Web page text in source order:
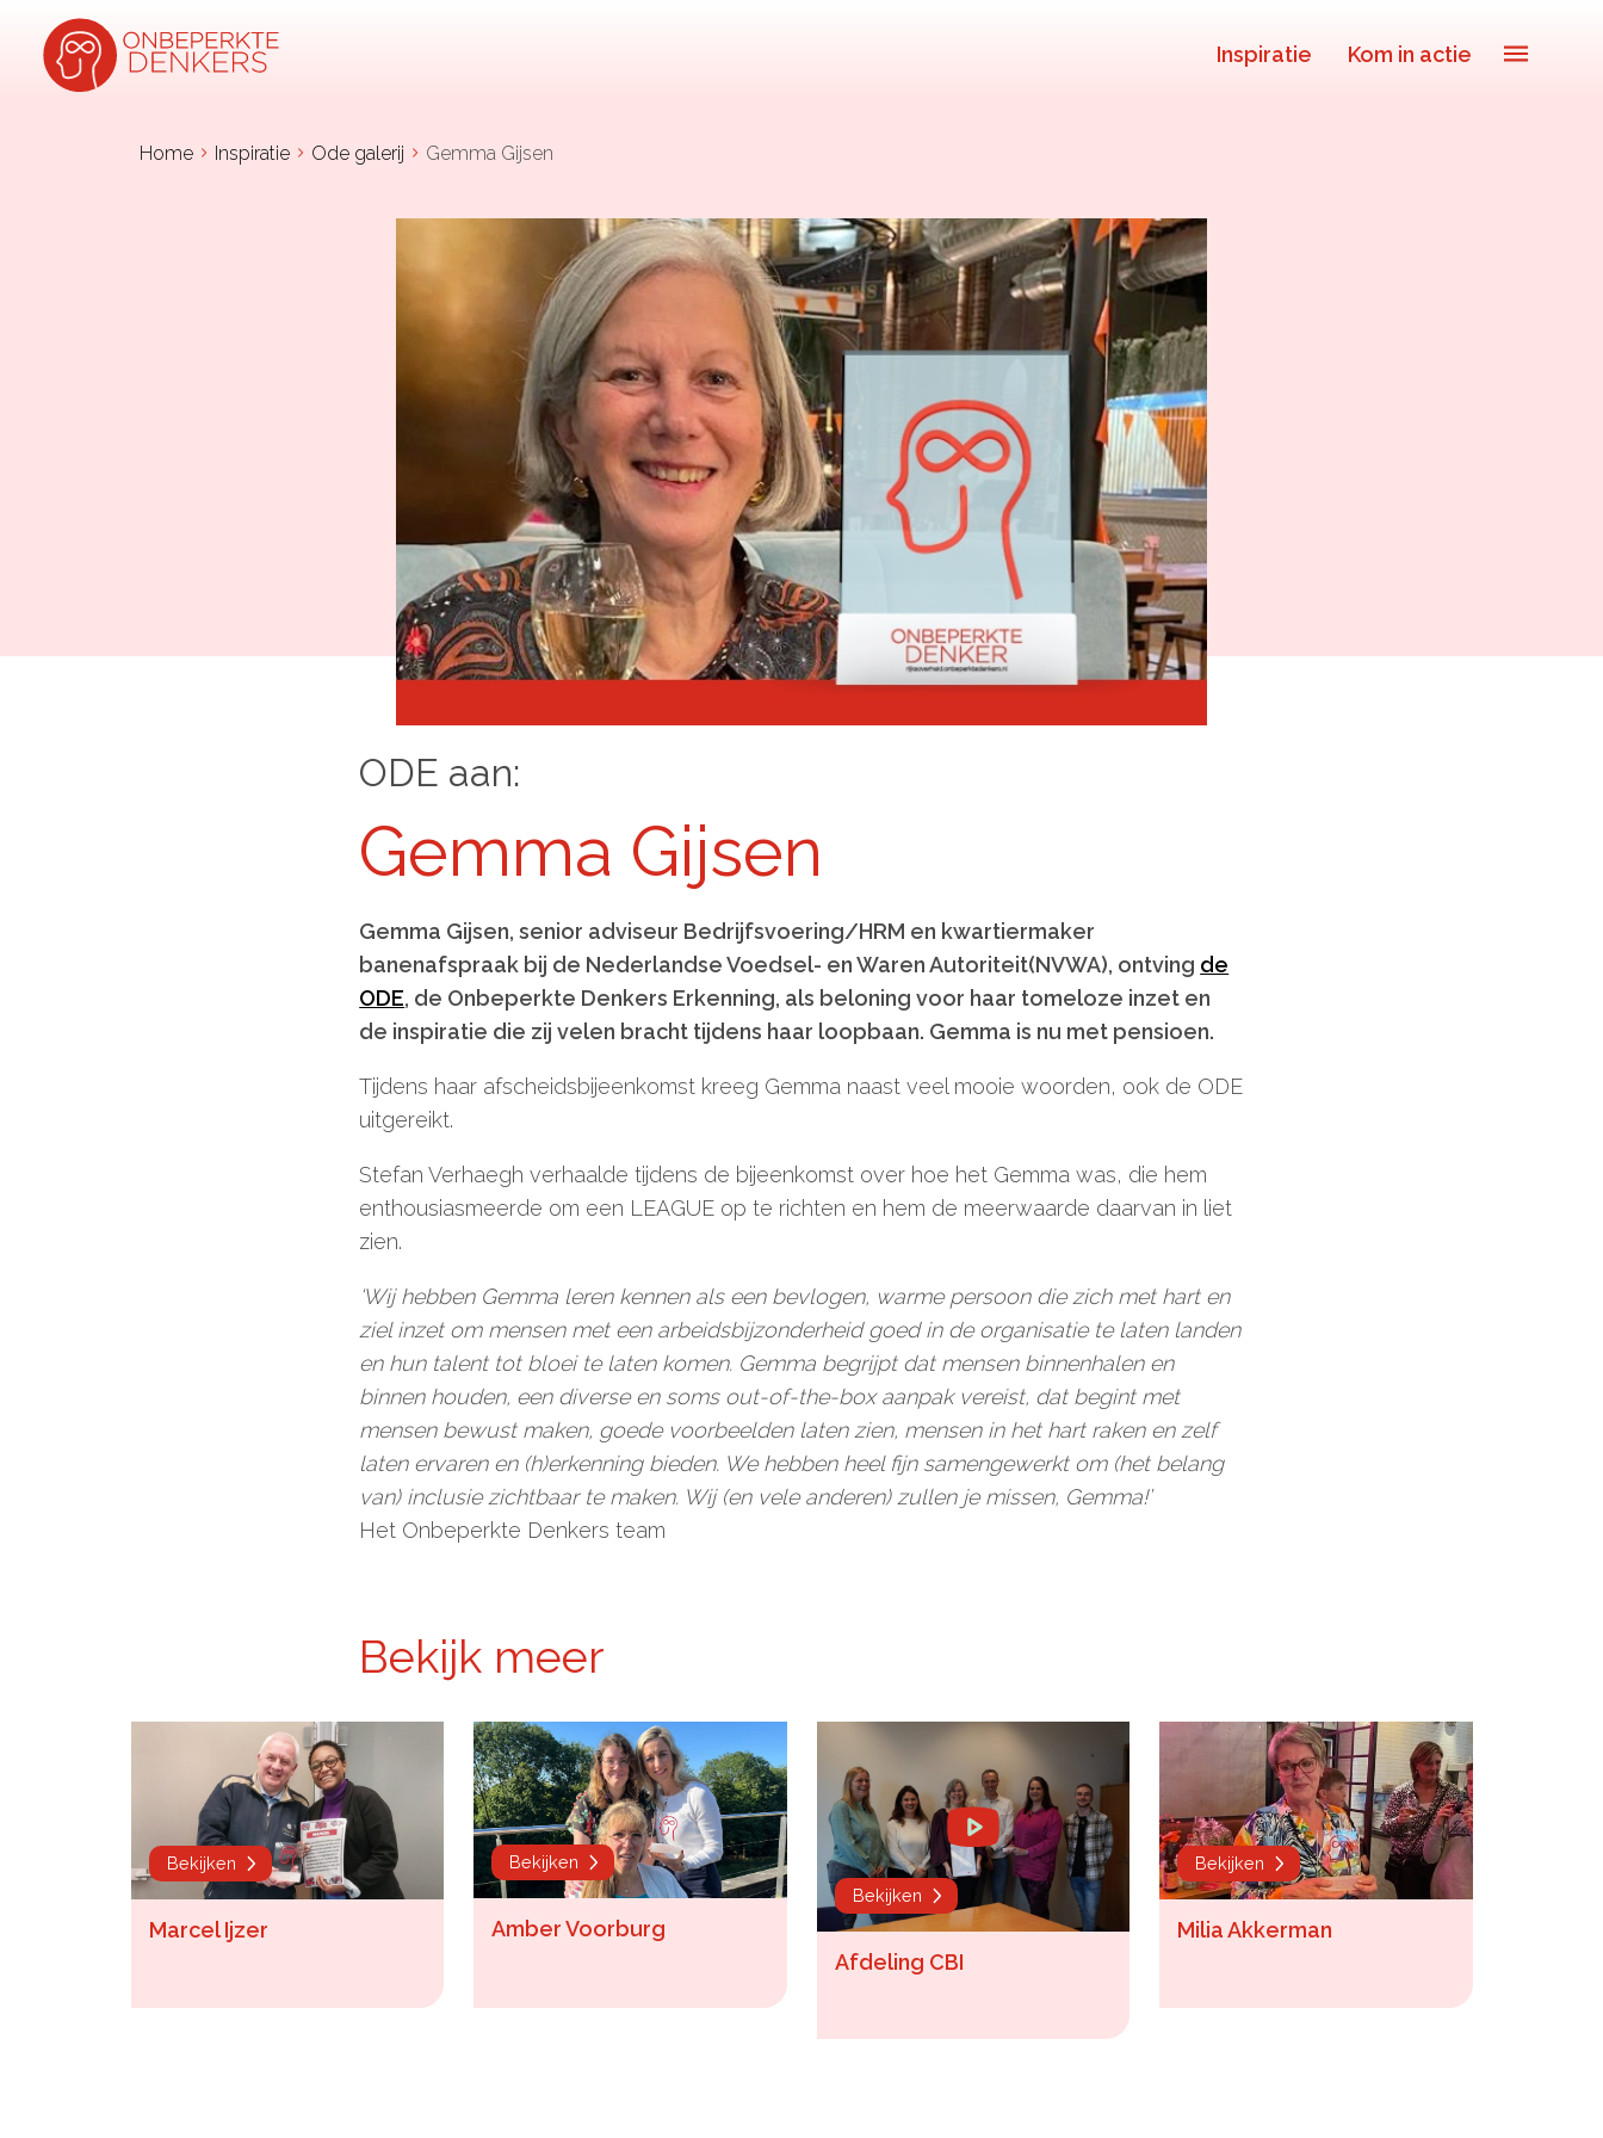
Inspiratie Kom in actie
Kom in actie
Microlearnings
Ontwikkeltraject Onbeperkt Talent
Breng een ODE!
Ver- en vooroordelencheck
De Teamaanpak
De Escaperoom
Bekijk volledig overzicht
De beweging in cijfers
De kalender
Over ons
Deelnemers & allianties
Updates & nieuws
Contact
Privacy Statement
Cookiebeleid (EU)
Home Inspiratie Ode galerij Gemma Gijsen
ODE aan:
Gemma Gijsen
Gemma Gijsen, senior adviseur Bedrijfsvoering/HRM en kwartiermaker
banenafspraak bij de Nederlandse Voedsel- en Waren Autoriteit(NVWA), ontving de
ODE, de Onbeperkte Denkers Erkenning, als beloning voor haar tomeloze inzet en
de inspiratie die zij velen bracht tijdens haar loopbaan. Gemma is nu met pensioen.
Tijdens haar afscheidsbijeenkomst kreeg Gemma naast veel mooie woorden, ook de ODE
uitgereikt.
Stefan Verhaegh verhaalde tijdens de bijeenkomst over hoe het Gemma was, die hem
enthousiasmeerde om een LEAGUE op te richten en hem de meerwaarde daarvan in liet
zien.
‘Wij hebben Gemma leren kennen als een bevlogen, warme persoon die zich met hart en
ziel inzet om mensen met een arbeidsbijzonderheid goed in de organisatie te laten landen
en hun talent tot bloei te laten komen. Gemma begrijpt dat mensen binnenhalen en
binnen houden, een diverse en soms out-of-the-box aanpak vereist, dat begint met
mensen bewust maken, goede voorbeelden laten zien, mensen in het hart raken en zelf
laten ervaren en (h)erkenning bieden. We hebben heel fijn samengewerkt om (het belang
van) inclusie zichtbaar te maken. Wij (en vele anderen) zullen je missen, Gemma!’
Het Onbeperkte Denkers team
Bekijk meer
Bekijken
Marcel Ijzer
Bekijken
Amber Voorburg
Bekijken
Afdeling CBI
Bekijken
Milia Akkerman